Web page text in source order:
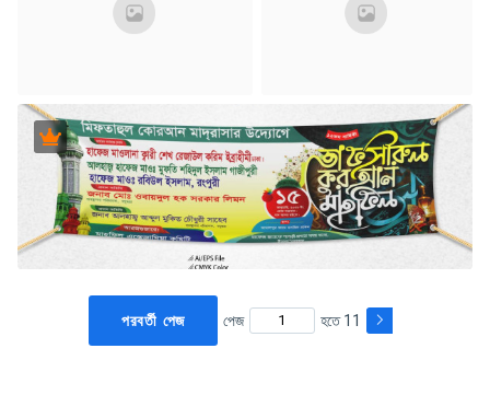
পরবর্তী পেজ পেজ হতে 11